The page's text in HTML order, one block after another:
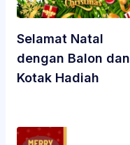
Selamat Natal
dengan Balon dan
Kotak Hadiah